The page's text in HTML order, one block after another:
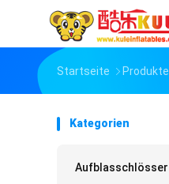
Startseite Produkte
Kategorien
Aufblasschlösser